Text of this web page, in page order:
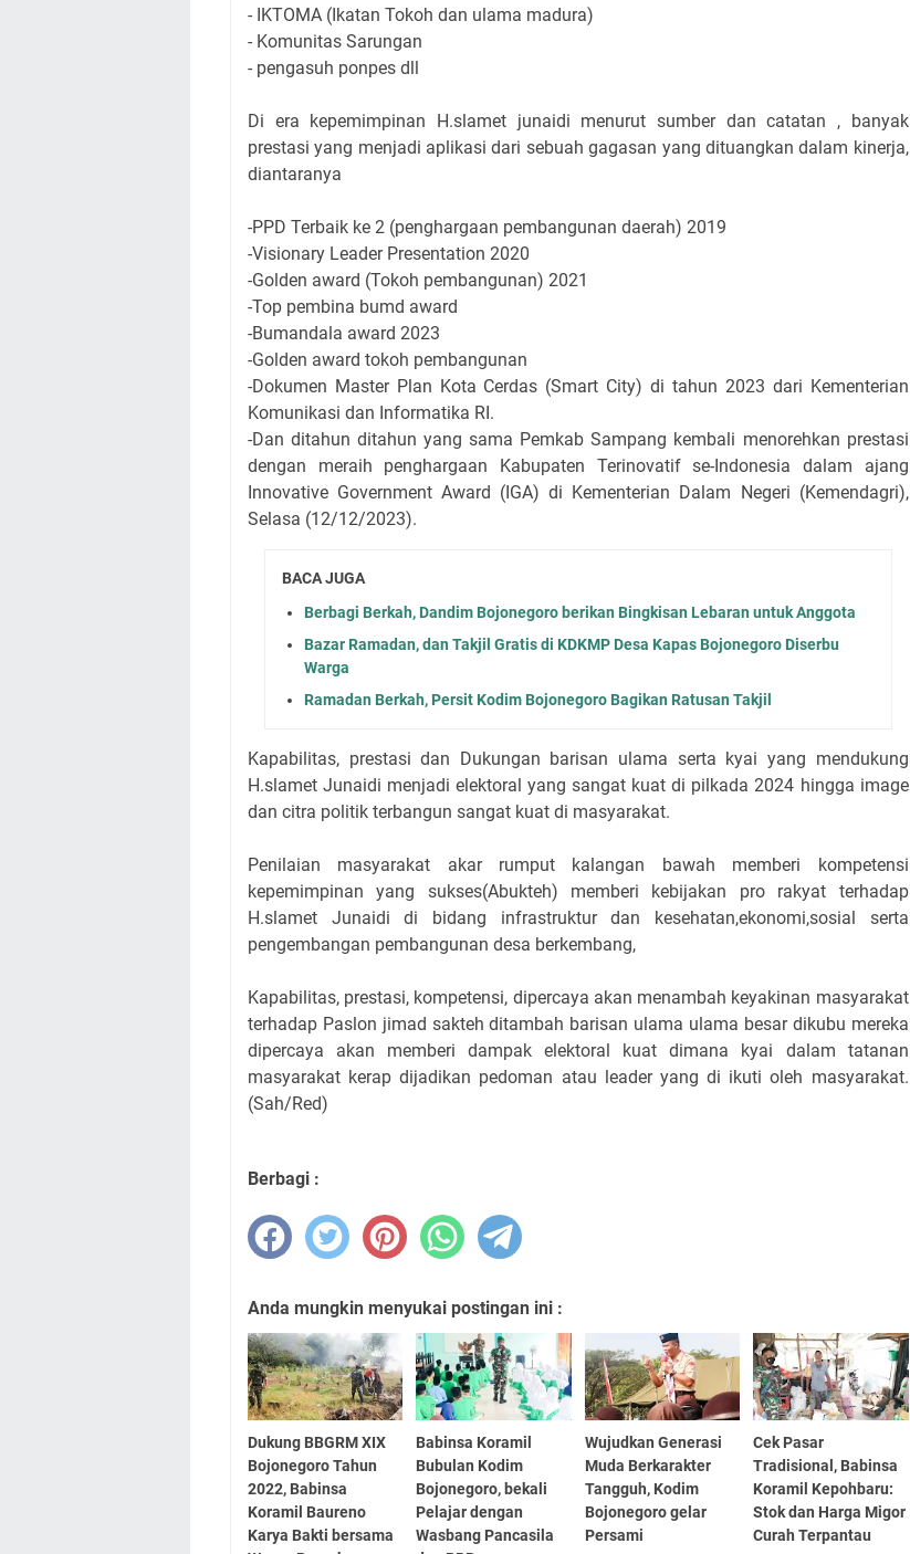
- IKTOMA (Ikatan Tokoh dan ulama madura)
- Komunitas Sarungan
- pengasuh ponpes dll
Di era kepemimpinan H.slamet junaidi menurut sumber dan catatan , banyak
prestasi yang menjadi aplikasi dari sebuah gagasan yang dituangkan dalam kinerja,
diantaranya
-PPD Terbaik ke 2 (penghargaan pembangunan daerah) 2019
-Visionary Leader Presentation 2020
-Golden award (Tokoh pembangunan) 2021
-Top pembina bumd award
-Bumandala award 2023
-Golden award tokoh pembangunan
-Dokumen Master Plan Kota Cerdas (Smart City) di tahun 2023 dari Kementerian
Komunikasi dan Informatika RI.
-Dan ditahun ditahun yang sama Pemkab Sampang kembali menorehkan prestasi
dengan meraih penghargaan Kabupaten Terinovatif se-Indonesia dalam ajang
Innovative Government Award (IGA) di Kementerian Dalam Negeri (Kemendagri),
Selasa (12/12/2023).
BACA JUGA
Berbagi Berkah, Dandim Bojonegoro berikan Bingkisan Lebaran untuk Anggota
Bazar Ramadan, dan Takjil Gratis di KDKMP Desa Kapas Bojonegoro Diserbu
Warga
Ramadan Berkah, Persit Kodim Bojonegoro Bagikan Ratusan Takjil
Kapabilitas, prestasi dan Dukungan barisan ulama serta kyai yang mendukung
H.slamet Junaidi menjadi elektoral yang sangat kuat di pilkada 2024 hingga image
dan citra politik terbangun sangat kuat di masyarakat.
Penilaian masyarakat akar rumput kalangan bawah memberi kompetensi
kepemimpinan yang sukses(Abukteh) memberi kebijakan pro rakyat terhadap
H.slamet Junaidi di bidang infrastruktur dan kesehatan,ekonomi,sosial serta
pengembangan pembangunan desa berkembang,
Kapabilitas, prestasi, kompetensi, dipercaya akan menambah keyakinan masyarakat
terhadap Paslon jimad sakteh ditambah barisan ulama ulama besar dikubu mereka
dipercaya akan memberi dampak elektoral kuat dimana kyai dalam tatanan
masyarakat kerap dijadikan pedoman atau leader yang di ikuti oleh masyarakat.
(Sah/Red)
Berbagi :
Anda mungkin menyukai postingan ini :
Dukung BBGRM XIX
Bojonegoro Tahun
2022, Babinsa
Koramil Baureno
Karya Bakti bersama
Babinsa Koramil
Bubulan Kodim
Bojonegoro, bekali
Pelajar dengan
Wasbang Pancasila
Wujudkan Generasi
Muda Berkarakter
Tangguh, Kodim
Bojonegoro gelar
Persami
Cek Pasar
Tradisional, Babinsa
Koramil Kepohbaru:
Stok dan Harga Migor
Curah Terpantau